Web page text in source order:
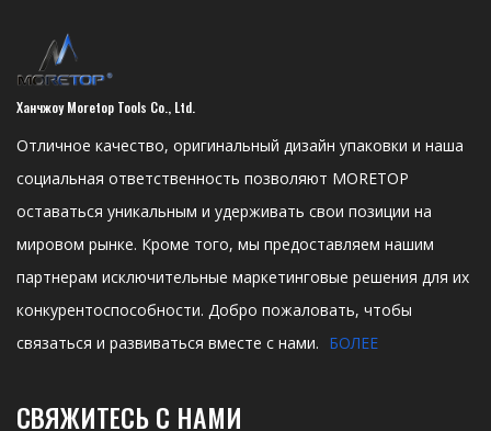
Ханчжоу Moretop Tools Co., Ltd.
Отличное качество, оригинальный дизайн упаковки и наша
социальная ответственность позволяют MORETOP
оставаться уникальным и удерживать свои позиции на
мировом рынке. Кроме того, мы предоставляем нашим
партнерам исключительные маркетинговые решения для их
конкурентоспособности. Добро пожаловать, чтобы
связаться и развиваться вместе с нами. БОЛЕЕ
СВЯЖИТЕСЬ С НАМИ